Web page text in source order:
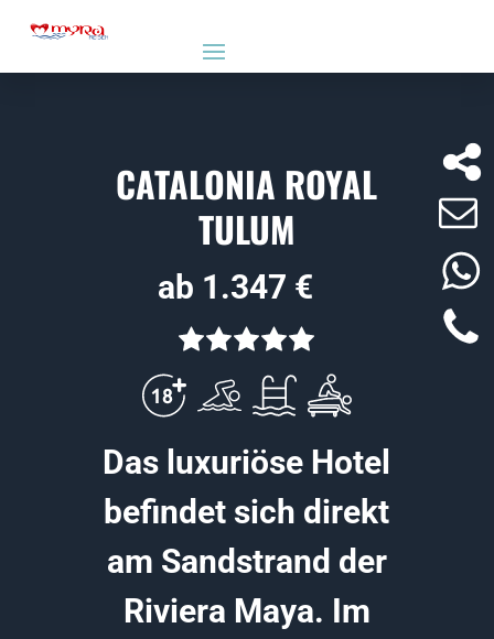
CATALONIA ROYAL
TULUM
ab 1.347 €
Das luxuriöse Hotel
befindet sich direkt
am Sandstrand der
Riviera Maya. Im